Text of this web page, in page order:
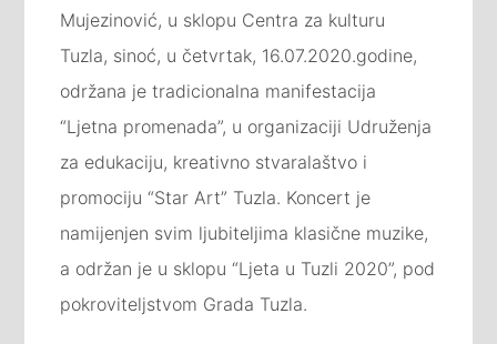
Mujezinović, u sklopu Centra za kulturu
Tuzla, sinoć, u četvrtak, 16.07.2020.godine,
održana je tradicionalna manifestacija
“Ljetna promenada”, u organizaciji Udruženja
za edukaciju, kreativno stvaralaštvo i
promociju “Star Art” Tuzla. Koncert je
namijenjen svim ljubiteljima klasične muzike,
a održan je u sklopu “Ljeta u Tuzli 2020”, pod
pokroviteljstvom Grada Tuzla.